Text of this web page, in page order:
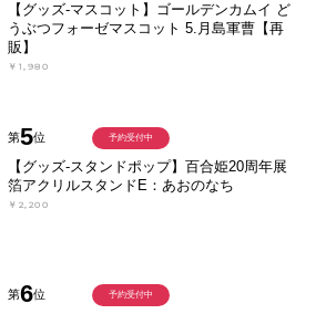
【グッズ-マスコット】ゴールデンカムイ ど
うぶつフォーゼマスコット 5.月島軍曹【再
販】
￥1,980
第5位
【グッズ-スタンドポップ】百合姫20周年展
箔アクリルスタンドE：あおのなち
￥2,200
予約受付中
第6位 予約受付中